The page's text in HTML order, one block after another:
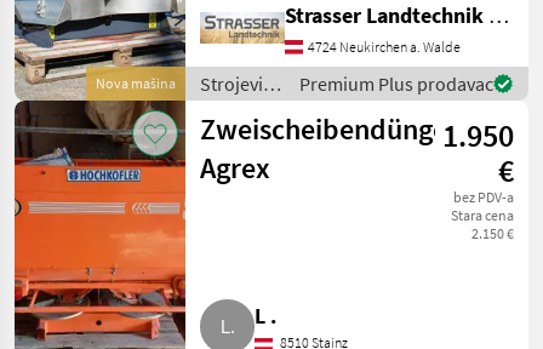
Nova mašina
Gelenkwelle - Streubreite
12 bis 18m - mit separat
erhältlicher Deflektorhaube
perfekt zur Reihendün
Strasser Landtechnik GmbH
4724 Neukirchen a. Walde
Strojevi
za
đubrenje,
gnojenje i
navodnjavanje
Premium Plus prodavac
Agrex
1.950
€
bez PDV-a
Stara cena
2.150 €
L .
8510 Stainz